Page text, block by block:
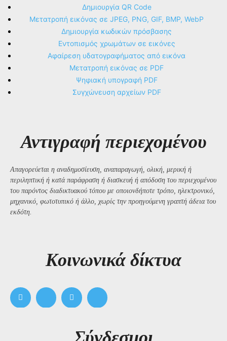
Δημιουργία QR Code
Μετατροπή εικόνας σε JPEG, PNG, GIF, BMP, WebP
Δημιουργία κωδικών πρόσβασης
Εντοπισμός χρωμάτων σε εικόνες
Αφαίρεση υδατογραφήματος από εικόνα
Μετατροπή εικόνας σε PDF
Ψηφιακή υπογραφή PDF
Συγχώνευση αρχείων PDF
Αντιγραφή περιεχομένου
Απαγορεύεται η αναδημοσίευση, αναπαραγωγή, ολική, μερική ή
περιληπτική ή κατά παράφραση ή διασκευή ή απόδοση του περιεχομένου
του παρόντος διαδικτυακού τόπου με οποιονδήποτε τρόπο, ηλεκτρονικό,
μηχανικό, φωτοτυπικό ή άλλο, χωρίς την προηγούμενη γραπτή άδεια του
εκδότη.
Kοινωνικά δίκτυα